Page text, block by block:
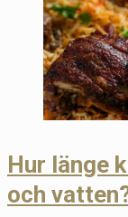
Hur länge
och